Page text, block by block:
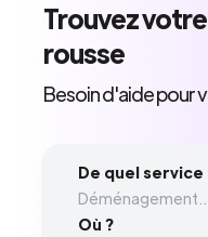
Trouvez
rousse
Besoin d'aide pour
De quel
Déménagement...
Où ?